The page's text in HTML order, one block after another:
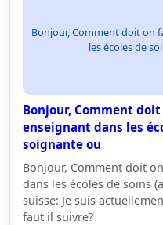
Bonjour, Comment doit on
les écoles de
Bonjour, Comment
enseignant dans les
soignante ou
Bonjour, Comment doit
dans les écoles de soins
suisse: Je suis
faut il suivre?